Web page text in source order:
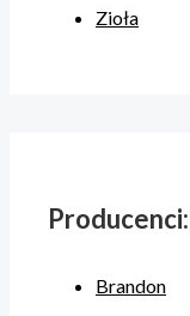
Zioła
Producenci:
Brandon